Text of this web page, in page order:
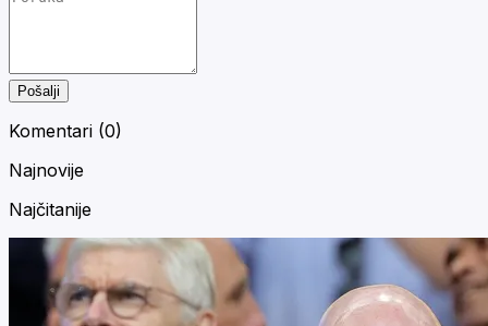
Pošalji
Komentari (0)
Najnovije
Najčitanije